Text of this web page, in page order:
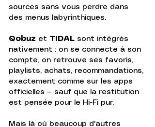
sources sans vous perdre dans
des menus labyrinthiques.
Qobuz et TIDAL sont intégrés
nativement : on se connecte à son
compte, on retrouve ses favoris,
playlists, achats, recommandations,
exactement comme sur les apps
officielles — sauf que la restitution
est pensée pour le Hi-Fi pur.
Mais là où beaucoup d'autres